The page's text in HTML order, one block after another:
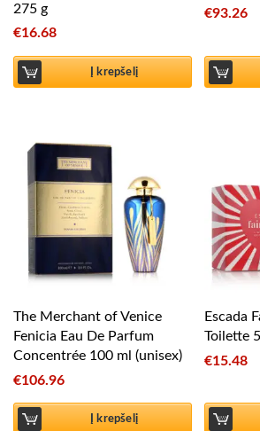
275 g
€16.68
Į krepšelį
€93.26
The Merchant of Venice
Fenicia Eau De Parfum
Concentrée 100 ml (unisex)
€106.96
Į krepšelį
Escada
Toilette
€15.48